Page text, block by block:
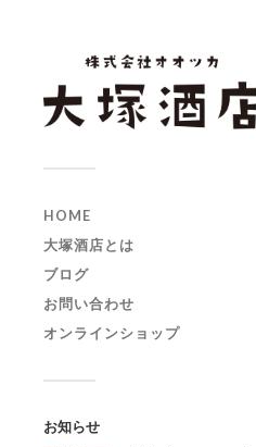
HOME
大塚酒店とは
ブログ
お問い合わせ
オンラインショップ
お知らせ